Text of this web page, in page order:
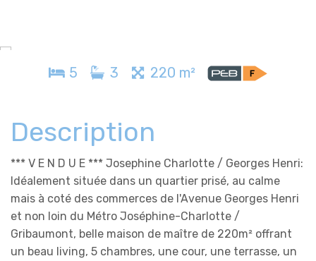
5 3 220 m²
Description
*** V E N D U E *** Josephine Charlotte / Georges Henri:
Idéalement située dans un quartier prisé, au calme
mais à coté des commerces de l'Avenue Georges Henri
et non loin du Métro Joséphine-Charlotte /
Gribaumont, belle maison de maître de 220m² offrant
un beau living, 5 chambres, une cour, une terrasse, un